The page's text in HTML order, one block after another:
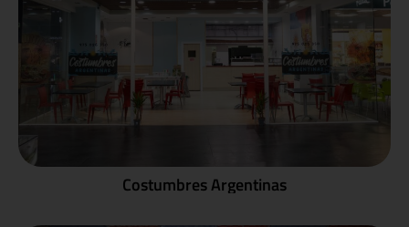
Costumbres Argentinas